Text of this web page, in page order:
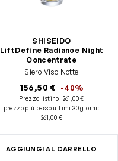
SHISEIDO
LiftDefine Radiance Night
Concentrate
Siero Viso Notte
156,50 € -40%
Prezzo listino: 261,00 €
prezzo più basso ultimi 30 giorni :
261,00 €
AGGIUNGI AL CARRELLO